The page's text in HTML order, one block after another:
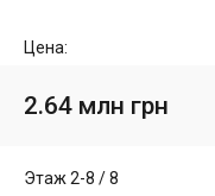
Цена:
2.64 млн грн
Этаж 2-8 / 8